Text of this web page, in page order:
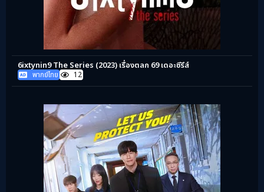
6ixtynin9 The Series (2023) เรื่องตลก 69 เดอะซีรีส์
พากย์ไทย 12